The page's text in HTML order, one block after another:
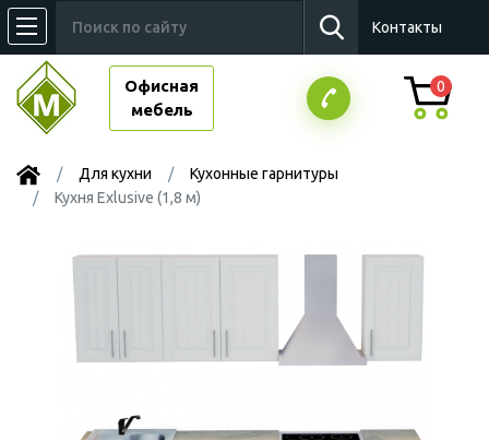
Контакты
Офисная
мебель
0
Для кухни
Кухонные гарнитуры
Кухня Exlusive (1,8 м)